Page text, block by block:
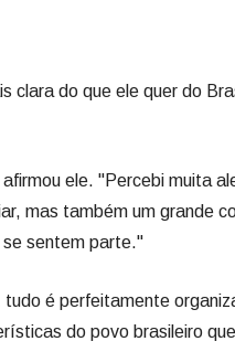
clara do que ele quer do
ele. "Percebi muita
mas também um grande
sentem parte."
é perfeitamente
do povo brasileiro